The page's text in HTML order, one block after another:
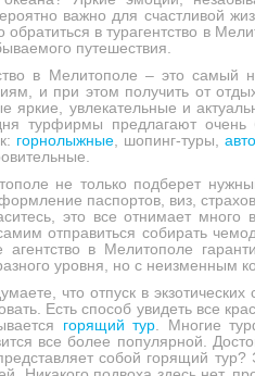
важно для счастливой
обратиться в турагентство в
путешествия.
в Мелитополе – это самый
и при этом получить от
яркие, увлекательные и
турфирмы предлагают очень
горнолыжные, шопинг-туры,
не только подберет
паспортов, виз,
это все отнимает
отправиться собирать
агентство в Мелитополе
уровня, но с неизменным
что отпуск в
Есть способ увидеть все
горящий тур. Многие
все более популярной.
собой горящий тур?